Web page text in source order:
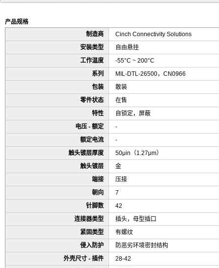
产品规格
制造商
Cinch Connectivity Solutions
安装类型
自由悬挂
工作温度
-55°C ~ 200°C
系列
MIL-DTL-26500，CN0966
包装
散装
零件状态
在售
特性
自锁定，屏蔽
电压 - 额定
-
额定电流
-
触头镀层厚度
50μin（1.27μm）
触头镀层
金
端接
压接
朝向
7
针脚数
42
连接器类型
插头，母型插口
紧固类型
有螺纹
侵入防护
防恶劣环境密封结构
外壳尺寸 - 插件
28-42